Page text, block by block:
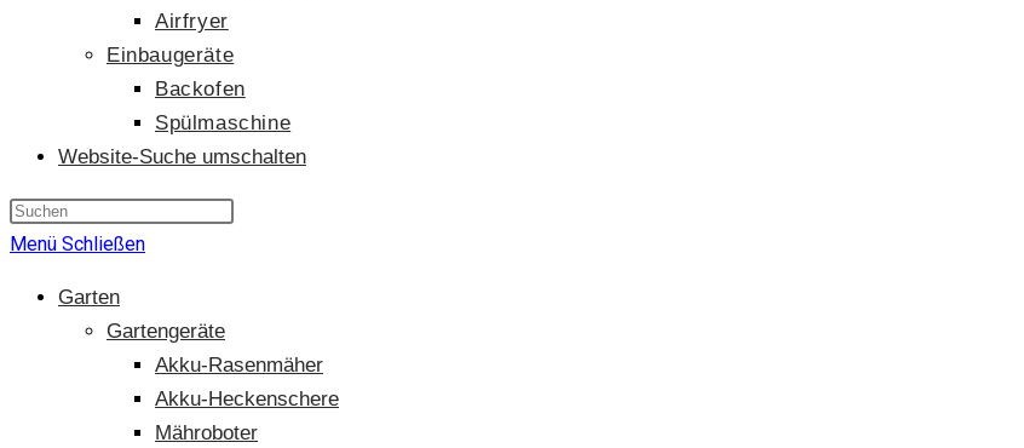
Airfryer
Einbaugeräte
Backofen
Spülmaschine
Website-Suche umschalten
Menü Schließen
Garten
Gartengeräte
Akku-Rasenmäher
Akku-Heckenschere
Mähroboter